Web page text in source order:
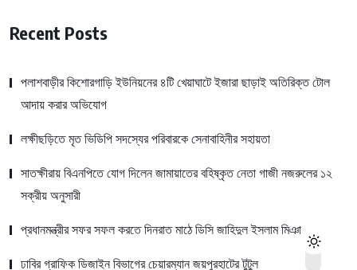
Recent Posts
পলাশবাড়ীর কিশোরগাড়ি ইউনিয়নের ৪টি খেয়াঘাটে ইজারা ছাড়াই অতিরিক্ত টোল
আদায় করার অভিযোগ
লক্ষীছড়িতে মৃত ভিডিপি সদস্যের পরিবারকে সেনাবাহিনীর সহায়তা
সাতক্ষীরায় বিএনপিতে যোগ দিলেন জামায়াতের বহিষ্কৃত নেতা গাজী নজরুলের ১২
সক্রীয় অনুসারী
প্রধানমন্ত্রীর সফর সফল করতে দিনরাত মাঠে ডিসি জাহিদুল ইসলাম মিঞা
ঢাবির গ্রাফিক ডিজাইন বিভাগের চেয়ারম্যান জয়পুরহাটের টুটুল